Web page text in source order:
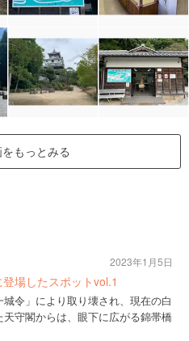
もっとみる
場したスポットvol.1
令」により取り壊され、現在の白
守閣からは、眼下に広がる錦帯橋
2023年1月5日